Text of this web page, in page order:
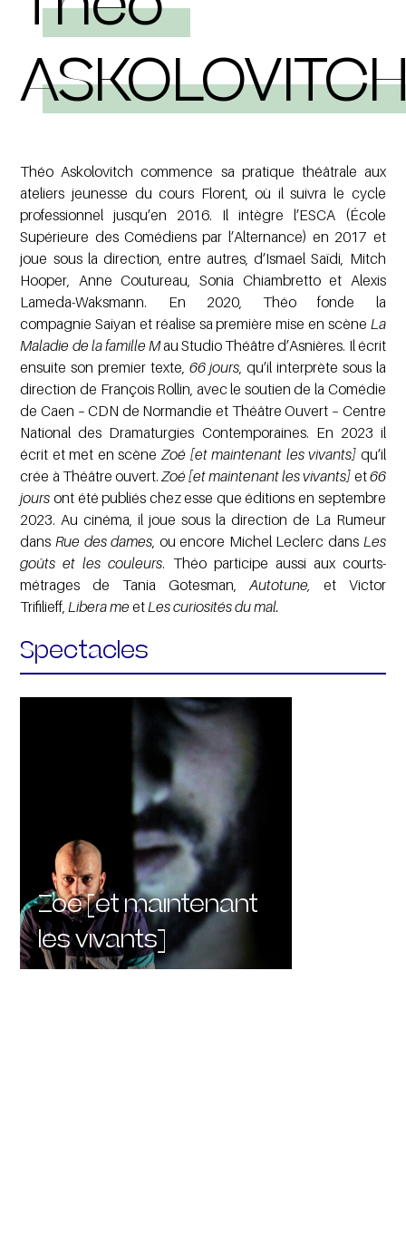
Théo Askolovitch commence sa pratique théâtrale aux
ateliers jeunesse du cours Florent, où il suivra le cycle
professionnel jusqu’en 2016. Il intègre l’ESCA (École
Supérieure des Comédiens par l’Alternance) en 2017 et
joue sous la direction, entre autres, d’Ismael Saïdi, Mitch
Hooper, Anne Coutureau, Sonia Chiambretto et Alexis
Lameda-Waksmann. En 2020, Théo fonde la
compagnie Saiyan et réalise sa première mise en scène La
Maladie de la famille Mau Studio Théâtre d’Asnières. Il écrit
ensuite son premier texte, 66 jours , qu’il interprète sous la
direction de François Rollin, avec le soutien de la Comédie
de Caen – CDN de Normandie et Théâtre Ouvert – Centre
National des Dramaturgies Contemporaines. En 2023 il
écrit et met en scène Zoé [et maintenant les vivants] qu’il
crée à Théâtre ouvert. Zoé [et maintenant les vivants] et66
jours ont été publiés chezesse que éditions en septembre
2023. Au cinéma, il joue sous la direction de La Rumeur
dans Rue des dames , ou encore Michel Leclerc dans Les
goûts et les couleurs. Théo participe aussi aux courts-
métrages de Tania Gotesman, Autotune, et Victor
Trifilieff, Libera me et Les curiosités du mal.
Spectacles
Zoé [et maintenant
les vivants]